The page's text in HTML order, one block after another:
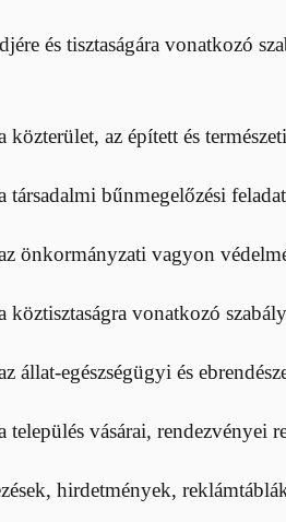
és tisztaságára vonatkozó
közterület, az épített és
társadalmi bűnmegelőzési
önkormányzati vagyon
köztisztaságra vonatkozó
állat-egészségügyi és
település vásárai, rendezvényei
hirdetmények,